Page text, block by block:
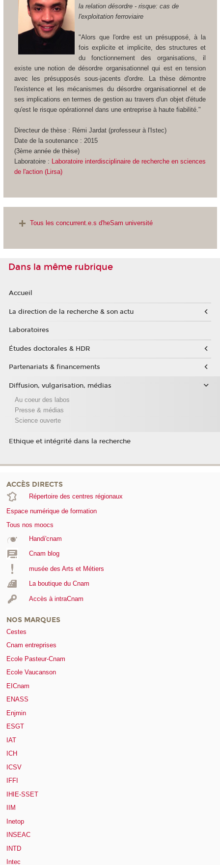
la relation désordre - risque: cas de
l'exploitation ferroviaire
"Alors que l'ordre est un présupposé, à la
fois explicite et implicite, des structures et
du fonctionnement des organisations, il
existe une notion de désordre organisationnel qui est en tension
avec les présupposés sous-jacents d'ordre. La thèse démontre
l'existence et les mécanismes du désordre organisationnel et de
ses implications en termes de gestion au travers d'un objet d'étude
qu'est le risque opérationnel dans une entreprise à haute fiabilité."
Directeur de thèse : Rémi Jardat (professeur à l'Istec)
Date de la soutenance : 2015
(3ème année de thèse)
Laboratoire : Laboratoire interdisciplinaire de recherche en sciences
de l'action (Lirsa)
Tous les concurrent.e.s d'heSam université
Dans la même rubrique
Accueil
La direction de la recherche & son actu
Laboratoires
Études doctorales & HDR
Partenariats & financements
Diffusion, vulgarisation, médias
Au coeur des labos
Presse & médias
Science ouverte
Ethique et intégrité dans la recherche
ACCÈS DIRECTS
Répertoire des centres régionaux
Espace numérique de formation
Tous nos moocs
Handi'cnam
Cnam blog
musée des Arts et Métiers
La boutique du Cnam
Accès à intraCnam
NOS MARQUES
Cestes
Cnam entreprises
Ecole Pasteur-Cnam
Ecole Vaucanson
EICnam
ENASS
Enjmin
ESGT
IAT
ICH
ICSV
IFFI
IHIE-SSET
IIM
Inetop
INSEAC
INTD
Intec